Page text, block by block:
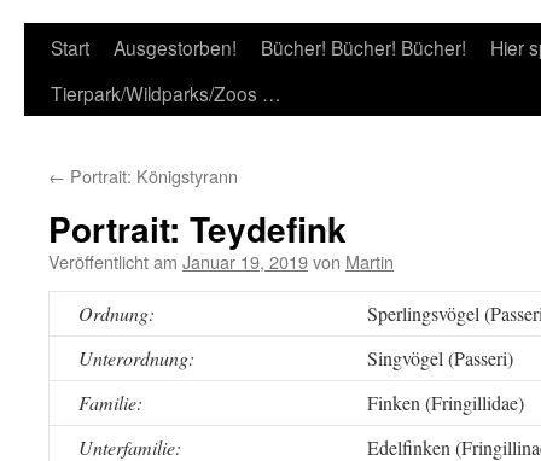
Start Ausgestorben! Bücher! Bücher! Bücher!
Hier
Tierpark/Wildparks/Zoos …
← Portrait: Königstyrann
Portrait: Teydefink
Veröffentlicht am Januar 19, 2019von Martin
Ordnung:
Sperlingsvögel
Unterordnung:
Singvögel (Passeri)
Familie:
Finken (Fringillidae)
Unterfamilie:
Edelfinken